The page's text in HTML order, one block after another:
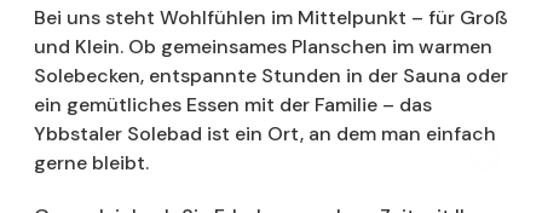
Bei uns steht Wohlfühlen im Mittelpunkt – für Groß
und Klein. Ob gemeinsames Planschen im warmen
Solebecken, entspannte Stunden in der Sauna oder
ein gemütliches Essen mit der Familie – das
Ybbstaler Solebad ist ein Ort, an dem man einfach
gerne bleibt.